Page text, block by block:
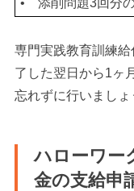
専門実践教育訓練
了した翌日から1ヶ
忘れずに行いましょ
ハローワー
金の支給申